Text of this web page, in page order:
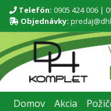
Telefón: 0905 424 006 |
Objednávky:
Domov Akcia